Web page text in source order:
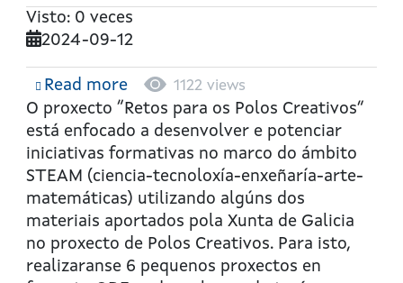
Visto: 0 veces
2024-09-12
Read moreabout
Retos
para
os
Polos
Creativos:
Quen
xoga
1122 views
O proxecto “Retos para os Polos Creativos”
está enfocado a desenvolver e potenciar
iniciativas formativas no marco do ámbito
STEAM (ciencia-tecnoloxía-enxeñaría-arte-
matemáticas) utilizando algúns dos
materiais aportados pola Xunta de Galicia
no proxecto de Polos Creativos. Para isto,
realizaranse 6 pequenos proxectos en